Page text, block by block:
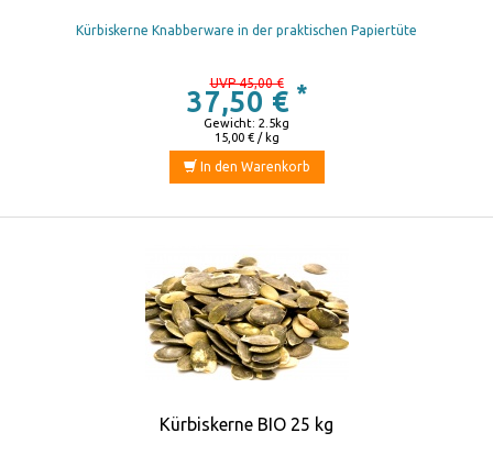
Kürbiskerne Knabberware in der praktischen Papiertüte
UVP 45,00 €
37,50 € *
15,00 € / kg
Gewicht: 2.5kg
In den Warenkorb
Kürbiskerne BIO 25 kg